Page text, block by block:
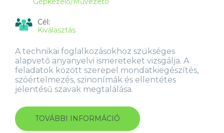
Cél:
Kiválasztás
A technikai foglalkozásokhoz szükséges
alapvető anyanyelvi ismereteket vizsgálja. A
feladatok között szerepel mondatkiegészítés,
szóértelmezés, szinonímák és ellentétes
jelentésű szavak megtalálása.
TOVÁBBI INFORMÁCIÓ NYELVI
ÉRTELMEZÉS